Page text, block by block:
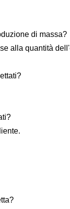
di massa?
alla quantità